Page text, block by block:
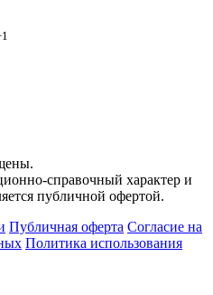
справочный характер и
публичной офертой.
Публичная оферта Согласие на
Политика использования